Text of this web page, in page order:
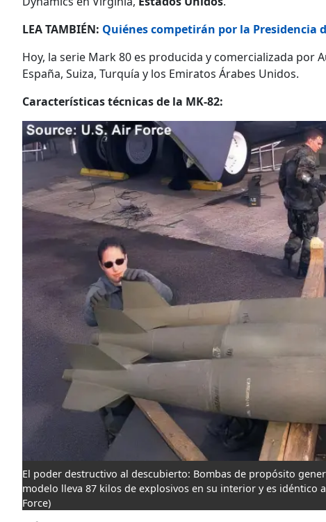
LEA TAMBIÉN: Quiénes competirán por la Presidencia
Hoy, la serie Mark 80 es producida y comercializada por
España, Suiza, Turquía y los Emiratos Árabes Unidos.
Características técnicas de la MK-82:
El poder destructivo al descubierto: Bombas de propósito
modelo lleva 87 kilos de explosivos en su interior y es
Force)